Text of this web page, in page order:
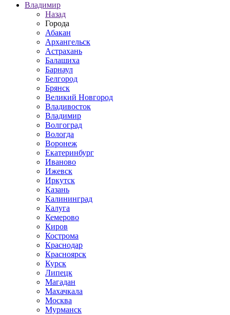
Владимир
Назад
Города
Абакан
Архангельск
Астрахань
Балашиха
Барнаул
Белгород
Брянск
Великий Новгород
Владивосток
Владимир
Волгоград
Вологда
Воронеж
Екатеринбург
Иваново
Ижевск
Иркутск
Казань
Калининград
Калуга
Кемерово
Киров
Кострома
Краснодар
Красноярск
Курск
Липецк
Магадан
Махачкала
Москва
Мурманск